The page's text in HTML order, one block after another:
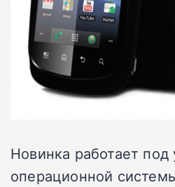
Новинка работает
операционной